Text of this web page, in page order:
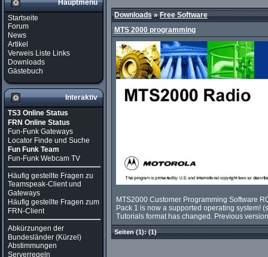
Hauptmenü
Startseite
Forum
News
Artikel
Verweis Liste Links
Downloads
Gästebuch
Interaktiv
TS3 Online Status
FRN Online Status
Fun-Funk Gateways
Locator Finde und Suche
Fun Funk Team
Fun-Funk Webcam TV
Häufig gestellte Fragen zu
Teamspeak-Client und
Gateways
Häufig gestellte Fragen zum
FRN-Client
Abkürzungen der
Bundesländer (Kürzel)
Abstimmungen
Serverregeln
Downloads»Free Software
MTS 2000 programming
MTS2000 Customer Programming Software
Pack 1 is now a supported operating system!
Tutorials format has changed. Previous
Seiten(1):(1)